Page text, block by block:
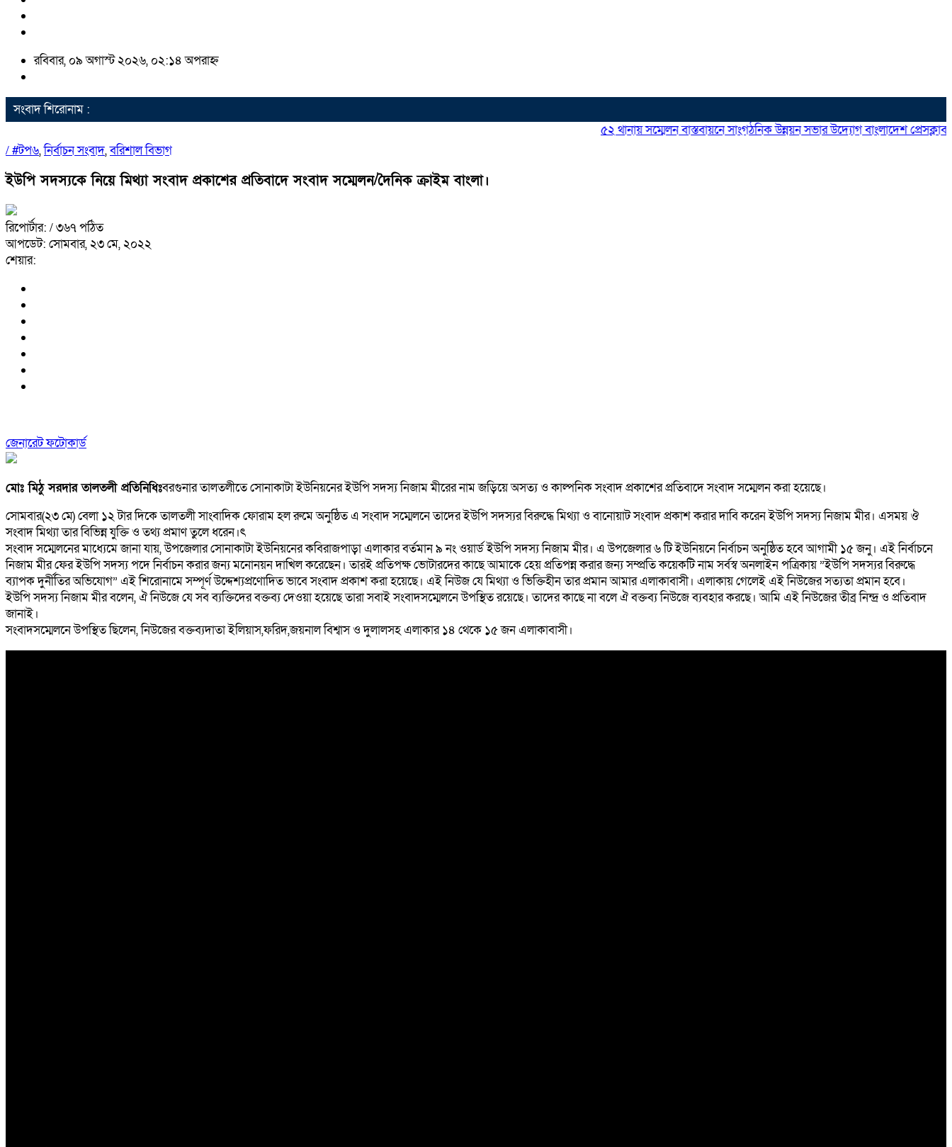
রবিবার, ০৯ অগাস্ট ২০২৬, ০২:১৪ অপরাহ্ন
সংবাদ শিরোনাম :
৫২ থানায় সম্মেলন বাস্তবায়নে সাংগঠনিক উন্নয়ন সভার উদ্যোগ বাংলাদেশ প্রেসক্লাব ঢাকা
/#টপ৬,নির্বাচন সংবাদ,বরিশাল বিভাগ
ইউপি সদস্যকে নিয়ে মিথ্যা সংবাদ প্রকাশের প্রতিবাদে সংবাদ সম্মেলন/দৈনিক ক্রাইম বাংলা।
রিপোর্টার: / ৩৬৭ পঠিত
আপডেট: সোমবার, ২৩ মে, ২০২২
শেয়ার:
জেনারেট ফটোকার্ড
মোঃ মিঠু সরদার তালতলী প্রতিনিধিঃবরগুনার তালতলীতে সোনাকাটা ইউনিয়নের ইউপি সদস্য নিজাম মীরের নাম জড়িয়ে অসত্য ও কাল্পনিক সংবাদ প্রকাশের প্রতিবাদে সংবাদ সম্মেলন করা হয়েছে।
সোমবার(২৩ মে) বেলা ১২ টার দিকে তালতলী সাংবাদিক ফোরাম হল রুমে অনুষ্ঠিত এ সংবাদ সম্মেলনে তাদের ইউপি সদস্যর বিরুদ্ধে মিথ্যা ও বানোয়াট সংবাদ প্রকাশ করার দাবি করেন ইউপি সদস্য নিজাম মীর। এসময় ঔ
সংবাদ মিথ্যা তার বিভিন্ন যুক্তি ও তথ্য প্রমাণ তুলে ধরেন।ৎ
সংবাদ সম্মেলনের মাধ্যেমে জানা যায়, উপজেলার সোনাকাটা ইউনিয়নের কবিরাজপাড়া এলাকার বর্তমান ৯ নং ওয়ার্ড ইউপি সদস্য নিজাম মীর। এ উপজেলার ৬ টি ইউনিয়নে নির্বাচন অনুষ্ঠিত হবে আগামী ১৫ জনু। এই নির্বাচনে
নিজাম মীর ফের ইউপি সদস্য পদে নির্বাচন করার জন্য মনোনয়ন দাখিল করেছেন। তারই প্রতিপক্ষ ভোটারদের কাছে আমাকে হেয় প্রতিপন্ন করার জন্য সম্প্রতি কয়েকটি নাম সর্বস্ব অনলাইন পত্রিকায় ”ইউপি সদস্যর বিরুদ্ধে
ব্যাপক দুর্নীতির অভিযোগ” এই শিরোনামে সম্পূর্ণ উদ্দেশ্যপ্রণোদিত ভাবে সংবাদ প্রকাশ করা হয়েছে। এই নিউজ যে মিথ্যা ও ভিক্তিহীন তার প্রমান আমার এলাকাবাসী। এলাকায় গেলেই এই নিউজের সত্যতা প্রমান হবে।
ইউপি সদস্য নিজাম মীর বলেন, ঐ নিউজে যে সব ব্যক্তিদের বক্তব্য দেওয়া হয়েছে তারা সবাই সংবাদসম্মেলনে উপস্থিত রয়েছে। তাদের কাছে না বলে ঐ বক্তব্য নিউজে ব্যবহার করছে। আমি এই নিউজের তীব্র নিন্দ্র ও প্রতিবাদ
জানাই।
সংবাদসম্মেলনে উপস্থিত ছিলেন, নিউজের বক্তব্যদাতা ইলিয়াস,ফরিদ,জয়নাল বিশ্বাস ও দুলালসহ এলাকার ১৪ থেকে ১৫ জন এলাকাবাসী।